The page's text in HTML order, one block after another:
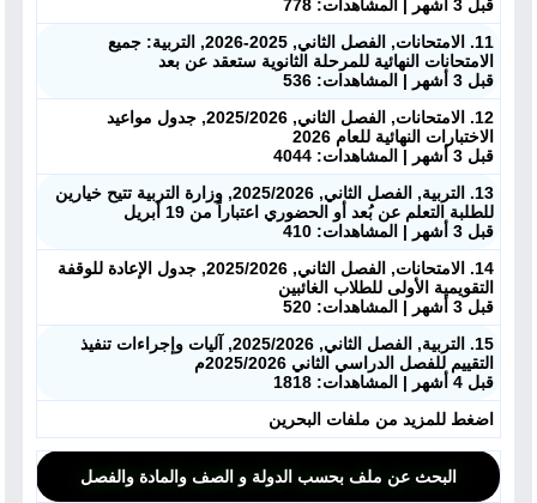
قبل 3 أشهر | المشاهدات: 778
11. الامتحانات, الفصل الثاني, 2025-2026, التربية: جميع
الامتحانات النهائية للمرحلة الثانوية ستعقد عن بعد
قبل 3 أشهر | المشاهدات: 536
12. الامتحانات, الفصل الثاني, 2025/2026, جدول مواعيد
الاختبارات النهائية للعام 2026
قبل 3 أشهر | المشاهدات: 4044
13. التربية, الفصل الثاني, 2025/2026, وزارة التربية تتيح خيارين
للطلبة التعلم عن بُعد أو الحضوري اعتباراً من 19 أبريل
قبل 3 أشهر | المشاهدات: 410
14. الامتحانات, الفصل الثاني, 2025/2026, جدول الإعادة للوقفة
التقويمية الأولى للطلاب الغائبين
قبل 3 أشهر | المشاهدات: 520
15. التربية, الفصل الثاني, 2025/2026, آليات وإجراءات تنفيذ
التقييم للفصل الدراسي الثاني 2025/2026م
قبل 4 أشهر | المشاهدات: 1818
اضغط للمزيد من ملفات البحرين
البحث عن ملف بحسب الدولة و الصف والمادة والفصل